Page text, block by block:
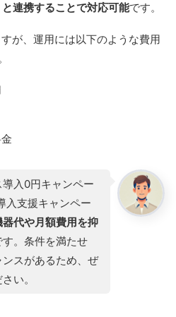
と連携することで対応可能です。
が、運用には以下のような費用
入0円キャンペー
入支援キャンペー
器代や月額費用を抑
す。条件を満たせ
スがあるため、ぜ
い。